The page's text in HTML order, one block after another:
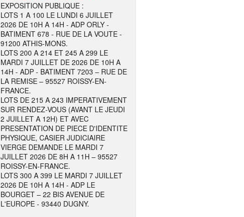
EXPOSITION PUBLIQUE :
LOTS 1 A 100 LE LUNDI 6 JUILLET
2026 DE 10H A 14H - ADP ORLY -
BATIMENT 678 - RUE DE LA VOUTE -
91200 ATHIS-MONS.
LOTS 200 A 214 ET 245 A 299 LE
MARDI 7 JUILLET DE 2026 DE 10H A
14H - ADP - BATIMENT 7203 – RUE DE
LA REMISE – 95527 ROISSY-EN-
FRANCE.
LOTS DE 215 A 243 IMPERATIVEMENT
SUR RENDEZ-VOUS (AVANT LE JEUDI
2 JUILLET A 12H) ET AVEC
PRESENTATION DE PIECE D'IDENTITE
PHYSIQUE, CASIER JUDICIAIRE
VIERGE DEMANDE LE MARDI 7
JUILLET 2026 DE 8H A 11H – 95527
ROISSY-EN-FRANCE.
LOTS 300 A 399 LE MARDI 7 JUILLET
2026 DE 10H A 14H - ADP LE
BOURGET – 22 BIS AVENUE DE
L'EUROPE - 93440 DUGNY.